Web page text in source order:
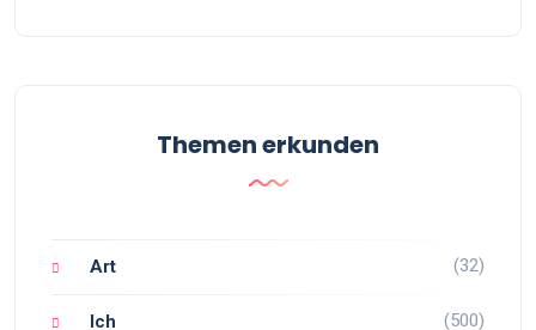
Themen erkunden
Art (32)
Ich (500)